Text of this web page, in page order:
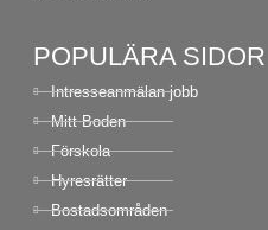
POPULÄRA SIDOR
Intresseanmälan jobb
Mitt Boden
Förskola
Hyresrätter
Bostadsområden